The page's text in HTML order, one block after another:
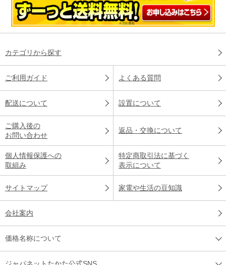
カテゴリから探す
ご利用ガイド よくある質問
配送について 設置について
ご購入後の
お問い合わせ
返品・交換について
個人情報保護への
取組み
特定商取引法に基づく
表示について
サイトマップ 家電や生活の豆知識
会社案内
価格名称について
ジャパネットたかた公式SNS